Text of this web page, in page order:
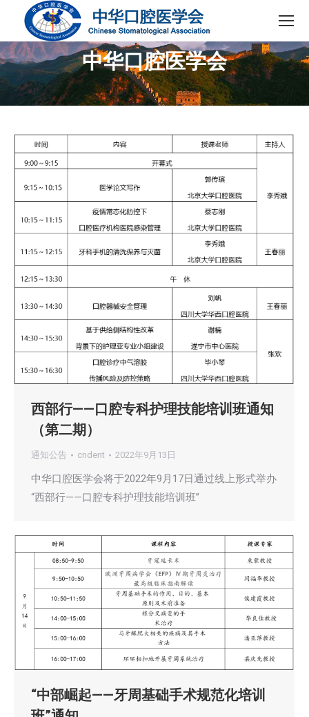
中华口腔医学会
您在这里：
西部行——口腔专科护理技能培训班通知
（第二期）
通知公告 cndent 2022年9月13日
中华口腔医学会将于2022年9月17日通过线上形式举办
“西部行——口腔专科护理技能培训班”
“中部崛起——牙周基础手术规范化培训